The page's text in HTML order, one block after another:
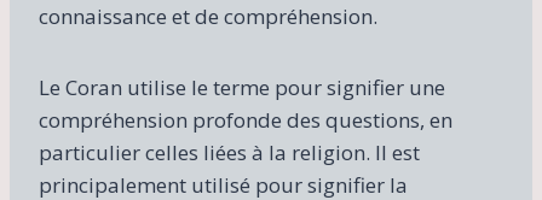
connaissance et de compréhension.
Le Coran utilise le terme pour signifier une
compréhension profonde des questions, en
particulier celles liées à la religion. Il est
principalement utilisé pour signifier la